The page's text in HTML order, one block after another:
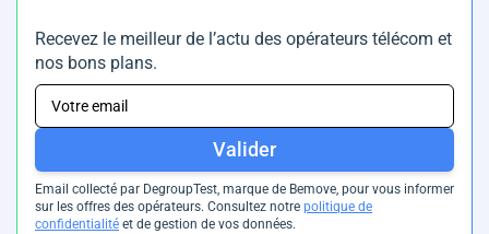
Recevez le meilleur de l’actu des opérateurs télécom et
nos bons plans.
Valider
Email collecté par DegroupTest, marque de Bemove, pour vous informer
sur les offres des opérateurs. Consultez notre politique de
confidentialité et de gestion de vos données.